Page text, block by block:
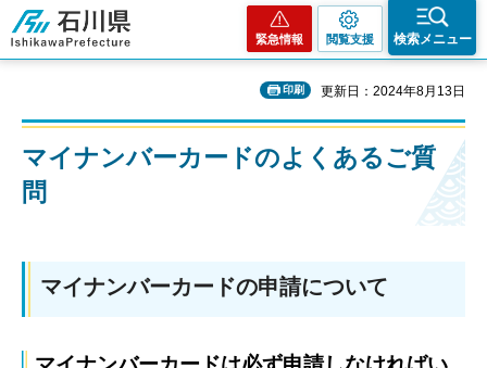
石川県
緊急情報 閲覧支援 検索メニュー
印刷 更新日：2024年8月13日
マイナンバーカードのよくあるご質
問
マイナンバーカードの申請について